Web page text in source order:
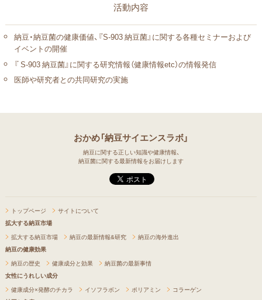
活動内容
納豆・納豆菌の健康価値、『S-903 納豆菌』に関する各種セミナーおよび
イベントの開催
『 S-903 納豆菌』に関する研究情報（健康情報etc）の情報発信
医師や研究者との共同研究の実施
おかめ「納豆サイエンスラボ」
納豆に関する正しい知識や健康情報、
納豆菌に関する最新情報をお届けします
トップページ
サイトについて
拡大する納豆市場
拡大する納豆市場
納豆の最新情報&研究
納豆の海外進出
納豆の健康効果
納豆の歴史
健康成分と効果
納豆菌の最新事情
女性にうれしい成分
健康成分×発酵のチカラ
イソフラボン ポリアミン
コラーゲン